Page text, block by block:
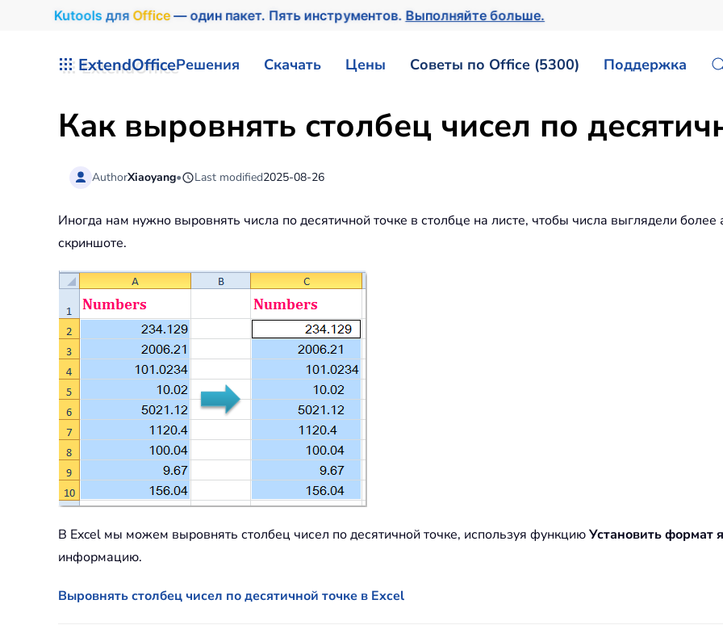
Kutools для Office— один пакет. Пять инструментов.Выполняйте больше.
ExtendOfficeРешения Скачать Цены Советы по Office (5300) Поддержка
Как выровнять столбец чисел по
AuthorXiaoyang• Last modified2025-08-26
Иногда нам нужно выровнять числа по десятичной точке в столбце на листе, чтобы числа выглядели
скриншоте.
В Excel мы можем выровнять столбец чисел по десятичной точке, используя функциюУстановить формат
информацию.
Выровнять столбец чисел по десятичной точке в Excel